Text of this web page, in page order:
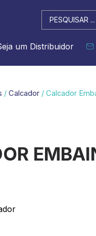
Pesquisar
...
um Distribuidor
/ Calcador / Calcador